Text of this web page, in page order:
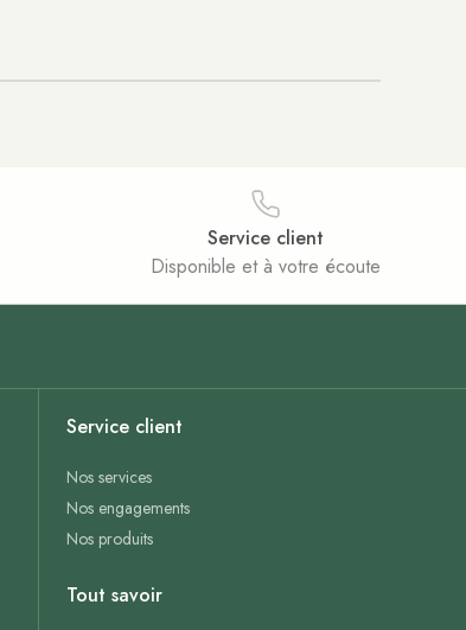
Service client
Disponible et à votre écoute
Service client
Nos services
Nos engagements
Nos produits
Tout savoir